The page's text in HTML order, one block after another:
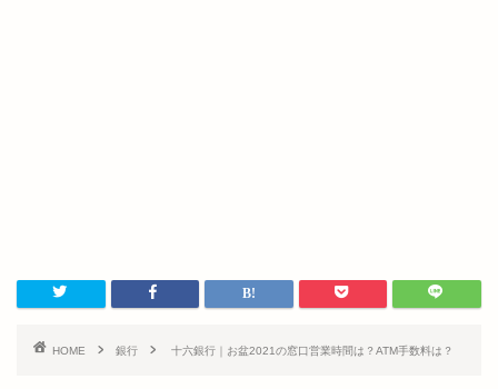
HOME 銀行 十六銀行｜お盆2021の窓口営業時間は？ATM手数料は？